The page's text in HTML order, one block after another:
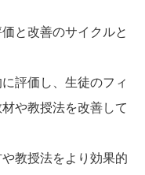
と改善のサイクルと
評価し、生徒のフィ
や教授法を改善して
教授法をより効果的